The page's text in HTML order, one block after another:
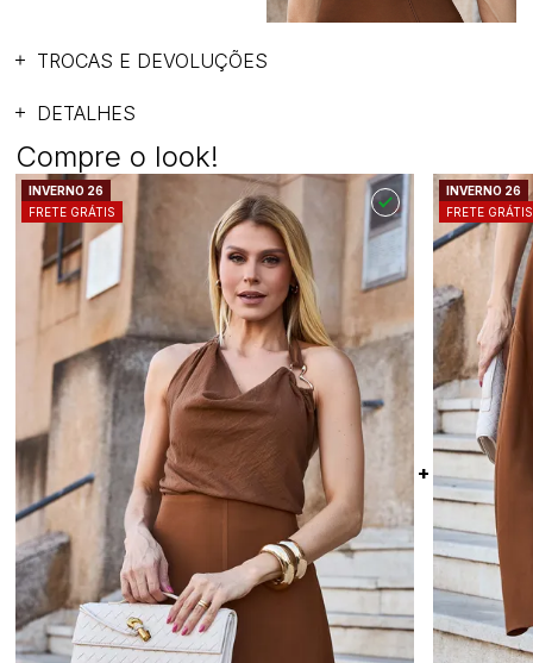
TROCAS E DEVOLUÇÕES
DETALHES
Compre o look!
FRETE GRÁTIS
INVERNO 26
FRETE GRÁTIS
INVERNO 26